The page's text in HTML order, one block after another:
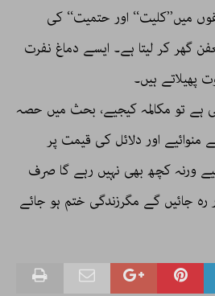
میں’’کلیت‘‘ اور حتمیت‘‘ کی
گھر کر لیتا ہے۔ ایسے دماغ نفرت
پھیلاتے ہیں۔
تو مکالمہ کیجیے، بحث میں حصہ
منوائیے اور دلائل کی قیمت پر
ورنہ کچھ بھی نہیں رہے گا صرف
رہ جائیں گے مگرزندگی ختم ہو جائے